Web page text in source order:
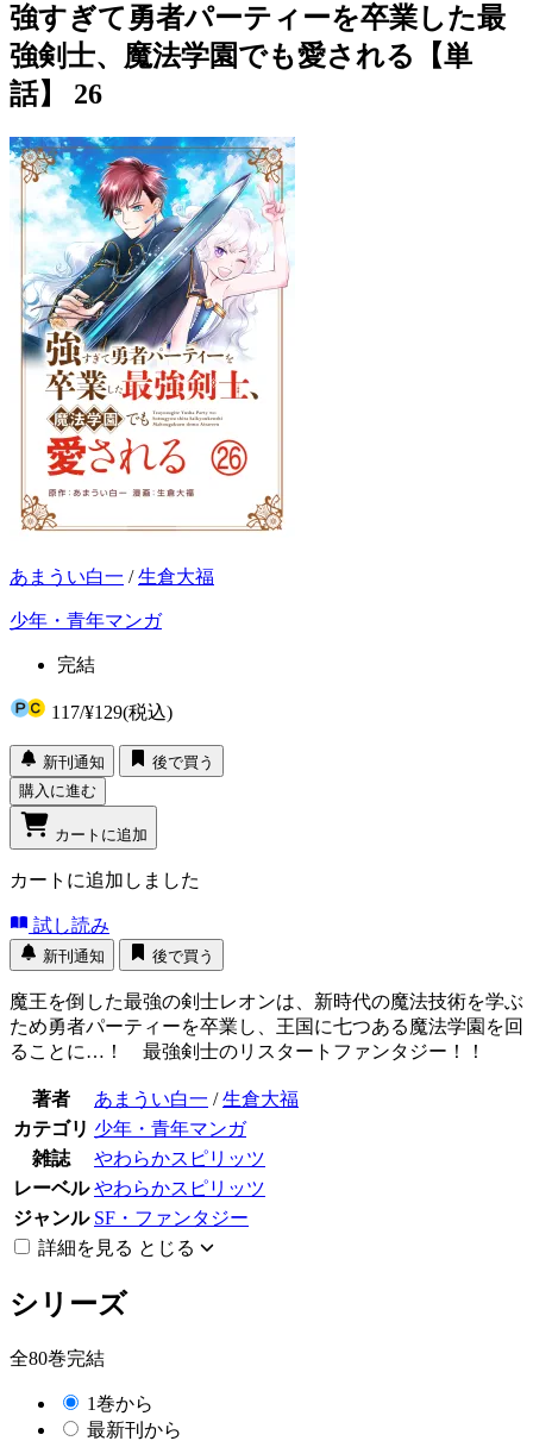
強すぎて勇者パーティーを卒業した最
強剣士、魔法学園でも愛される【単
話】 26
あまうい白一 /生倉大福
少年・青年マンガ
完結
117/¥129(税込)
新刊通知
後で買う
購入に進む
カートに追加
カートに追加しました
試し読み
新刊通知 後で買う
魔王を倒した最強の剣士レオンは、新時代の魔法技術を学ぶ
ため勇者パーティーを卒業し、王国に七つある魔法学園を回
ることに…！ 最強剣士のリスタートファンタジー！！
著者 あまうい白一 /生倉大福
カテゴリ 少年・青年マンガ
雑誌
やわらかスピリッツ
レーベル やわらかスピリッツ
ジャンル SF・ファンタジー
詳細を見る とじる
シリーズ
全80巻完結
1巻から
最新刊から